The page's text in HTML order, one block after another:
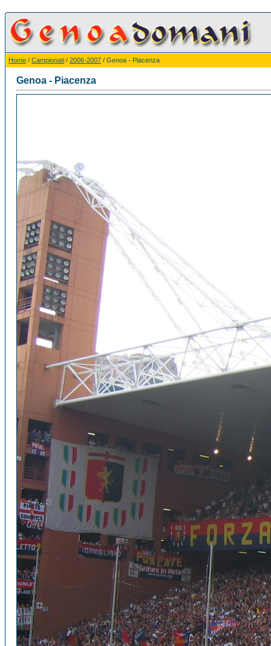
Home / Campionati / 2006-2007 / Genoa - Piacenza
Genoa - Piacenza